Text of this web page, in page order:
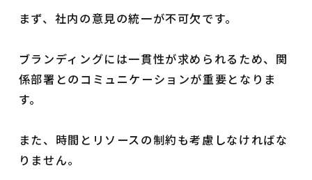
まず、社内の意見の統一が不可欠です。
ブランディングには一貫性が求められるため、関
係部署とのコミュニケーションが重要となりま
す。
また、時間とリソースの制約も考慮しなければな
りません。